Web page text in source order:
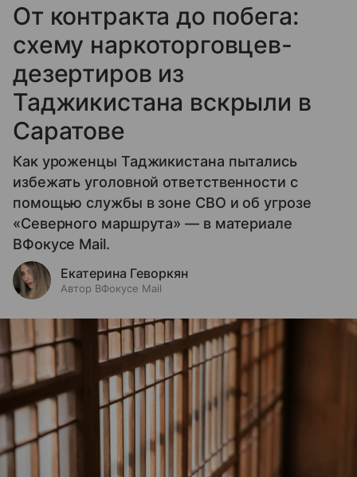
От контракта до побега:
схему наркоторговцев-
дезертиров из
Таджикистана вскрыли в
Саратове
Как уроженцы Таджикистана пытались
избежать уголовной ответственности с
помощью службы в зоне СВО и об угрозе
«Северного маршрута» — в материале
ВФокусе Mail.
Екатерина Геворкян
Автор ВФокусе Mail